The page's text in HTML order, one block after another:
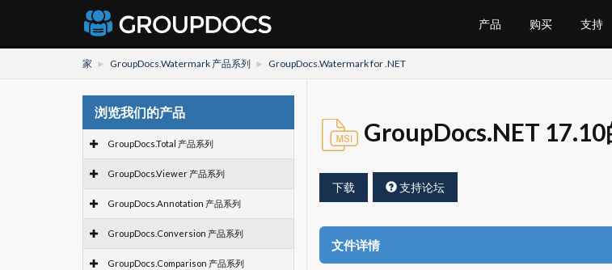
产品 购买 支持
家 GroupDocs.Watermark 产品系列 GroupDocs.Watermark for .NET
浏览我们的产品
GroupDocs.Total 产品系列
GroupDocs.Viewer 产品系列
GroupDocs.Annotation 产品系列
GroupDocs.Conversion 产品系列
GroupDocs.Comparison 产品系列
GroupDocs.NET
下载 支持论坛
文件详情